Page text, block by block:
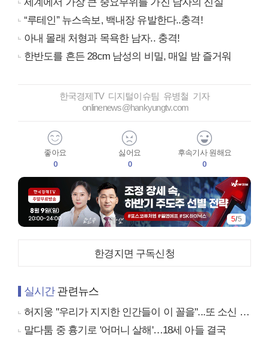
세계에서 가장 큰 중요부위를 가진 남자의 진실
“루테인” 뉴스속보, 백내장 유발한다..충격!
아내 몰래 처형과 목욕한 남자.. 충격!
한반도를 흔든 28cm 남성의 비밀, 매일 밤 즐거워
한국경제TV 디지털이슈팀 유병철 기자
onlinenews@hankyungtv.com
좋아요
0
싫어요
0
후속기사 원해요
0
5/5
한경지면 구독신청
실시간관련뉴스
허지웅 "우리가 지지한 인간들이 이 꼴을"...또 소신 발언
말다툼 중 흉기로 '어머니 살해'…18세 아들 결국